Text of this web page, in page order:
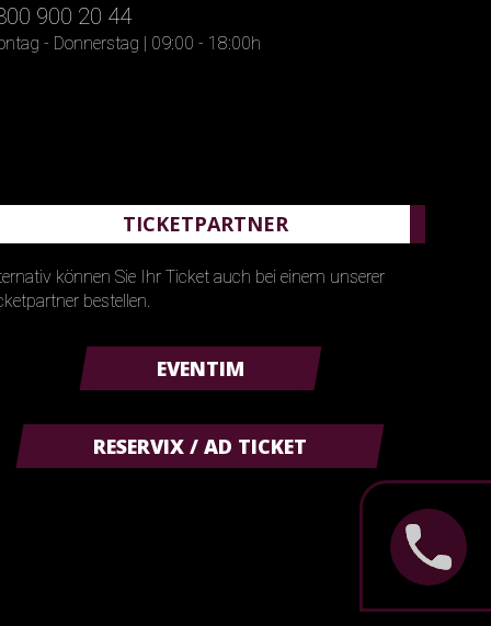
900 20 44
- Donnerstag | 09:00 - 18:00h
TICKETPARTNER
können Sie Ihr Ticket auch bei einem unserer
bestellen.
EVENTIM
RESERVIX / AD TICKET